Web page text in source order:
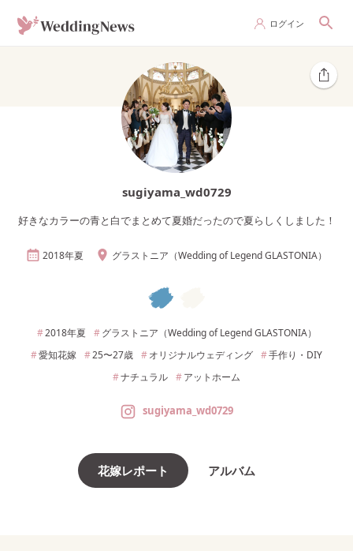
ログイン
sugiyama_wd0729
好きなカラーの青と白でまとめて夏婚だったので夏らしくしました！
2018年夏 グラストニア（Wedding of Legend GLASTONIA）
2018年夏
グラストニア（Wedding of Legend GLASTONIA）
愛知花嫁 25〜27歳 オリジナルウェディング
手作り・DIY
ナチュラル
アットホーム
sugiyama_wd0729
花嫁レポート アルバム